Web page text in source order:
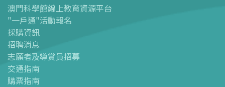
- 導覽圖
- 澳科館微定位導覽
場館設施
- 科學館兒童世界
- 展覽中心
- 天文館
澳門科學館線上教育資源平台
"一戶通"活動報名
採購資訊
招聘消息
志願者及導賞員招募
交通指南
購票指南